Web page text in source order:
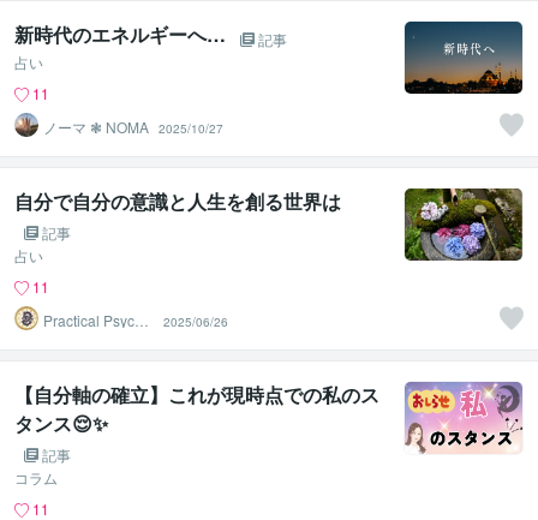
新時代のエネルギーへ…
記事
占い
11
ノーマ ❃ NOMA 2025/10/27
自分で自分の意識と人生を創る世界は
記事
占い
11
Practical Psycho
2025/06/26
【自分軸の確立】これが現時点での私のス
タンス😌✨
記事
コラム
11